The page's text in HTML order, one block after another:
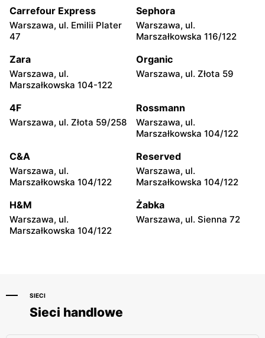
Duży Ben
Poznań, ul. 28 Czerwca
Duży Ben
Poznań, ul. Jana Henryka
Duży Ben
Poznań, ul. Głogowska 49
Duży Ben
Duży Ben
Poznań, ul. Franciszka
Duży Ben
Poznań, ul. Jakuba
Krauthofera 22a
Duży Ben
Poznań, ul. Hetmańska 55a
Duży Ben
Luboń, ul. Kazimierza
Pułaskiego 30A/46
Duży Ben
Poznań, ul. Piotra
Ściegiennego 55-67
Duży Ben
Suchy Las, ul. Obornicka
Carrefour Express
Warszawa, ul. Emilii Plater
47
Sephora
Warszawa, ul.
Marszałkowska 116/122
Zara
Warszawa, ul.
Marszałkowska 104-122
Organic
Warszawa, ul. Złota 59
4F
Warszawa, ul. Złota 59/258
Rossmann
Warszawa, ul.
Marszałkowska 104/122
C&A
Warszawa, ul.
Marszałkowska 104/122
Reserved
Warszawa, ul.
Marszałkowska 104/122
H&M
Warszawa, ul.
Marszałkowska 104/122
Żabka
Warszawa, ul. Sienna 72
SIECI
Sieci handlowe